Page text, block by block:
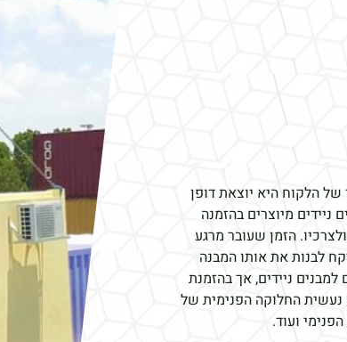
של הלקוח היא יוצאת דופן
ניידים מיוצרים בהזמנה
הזמן שעובר מרגע
לבנות את אותו המבנה
ניידים, אך בהזמנת
החלוקה הפנימית של
ועוד.